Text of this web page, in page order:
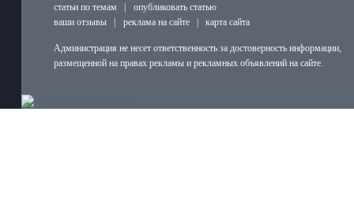
статьи по темам
опубликовать статью
ваши отзывы
реклама на сайте карта сайта
Администрация не несет ответственность за достоверность информации,
размещенной на правах рекламы и рекламных объявлений на сайте.